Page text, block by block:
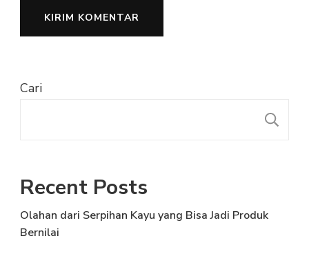
Cari
Recent Posts
Olahan dari Serpihan Kayu yang Bisa Jadi Produk
Bernilai